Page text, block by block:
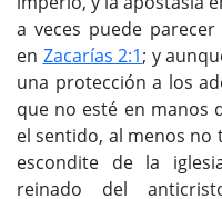
a veces puede
en Zacarías 2:1; y
una protección a los
que no esté en manos
el sentido, al menos no
escondite de la
reinado del